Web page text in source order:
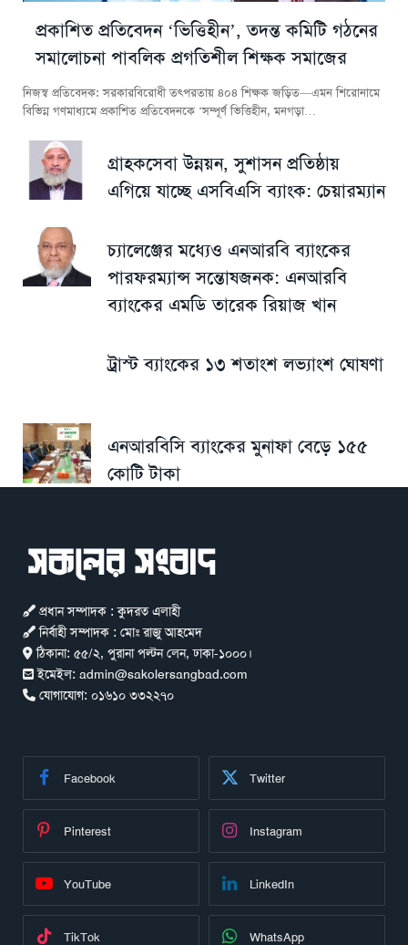
প্রকাশিত প্রতিবেদন ‘ভিত্তিহীন’, তদন্ত কমিটি গঠনের
সমালোচনা পাবলিক প্রগতিশীল শিক্ষক সমাজের
নিজস্ব প্রতিবেদক: সরকারবিরোধী তৎপরতায় ৪০৪ শিক্ষক জড়িত—এমন শিরোনামে
বিভিন্ন গণমাধ্যমে প্রকাশিত প্রতিবেদনকে ‘সম্পূর্ণ ভিত্তিহীন, মনগড়া…
গ্রাহকসেবা উন্নয়ন, সুশাসন প্রতিষ্ঠায়
এগিয়ে যাচ্ছে এসবিএসি ব্যাংক: চেয়ারম্যান
চ্যালেঞ্জের মধ্যেও এনআরবি ব্যাংকের
পারফরম্যান্স সন্তোষজনক: এনআরবি
ব্যাংকের এমডি তারেক রিয়াজ খান
ট্রাস্ট ব্যাংকের ১৩ শতাংশ লভ্যাংশ ঘোষণা
এনআরবিসি ব্যাংকের মুনাফা বেড়ে ১৫৫
কোটি টাকা
প্রধান সম্পাদক : কুদরত এলাহী
নির্বাহী সম্পাদক : মোঃ রাজু আহমেদ
ঠিকানা: ৫৫/২, পুরানা পল্টন লেন, ঢাকা-১০০০।
ইমেইল: admin@sakolersangbad.com
যোগাযোগ: ০১৬১০ ৩৩২২৭০
Facebook Twitter
Pinterest Instagram
YouTube LinkedIn
TikTok WhatsApp